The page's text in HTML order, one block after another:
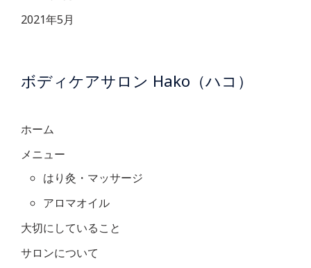
2021年5月
ボディケアサロン Hako（ハコ）
ホーム
メニュー
はり灸・マッサージ
アロマオイル
大切にしていること
サロンについて